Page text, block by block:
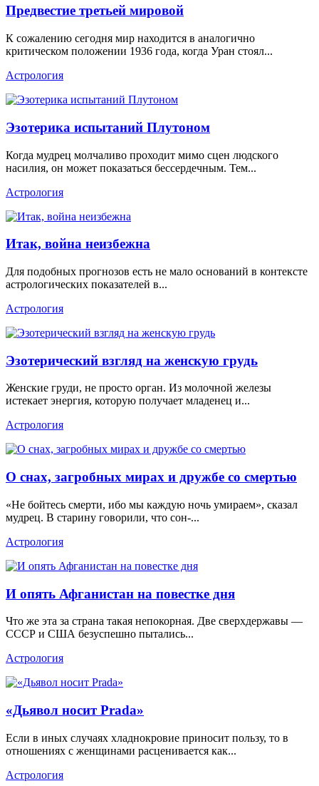
Предвестие третьей мировой
К сожалению сегодня мир находится в аналогично
критическом положении 1936 года, когда Уран стоял...
Астрология
Эзотерика испытаний Плутоном
Когда мудрец молчаливо проходит мимо сцен людского
насилия, он может показаться бессердечным. Тем...
Астрология
Итак, война неизбежна
Для подобных прогнозов есть не мало оснований в контексте
астрологических показателей в...
Астрология
Эзотерический взгляд на женскую грудь
Женские груди, не просто орган. Из молочной железы
истекает энергия, которую получает младенец и...
Астрология
О снах, загробных мирах и дружбе со смертью
«Не бойтесь смерти, ибо мы каждую ночь умираем», сказал
мудрец. В старину говорили, что сон-...
Астрология
И опять Афганистан на повестке дня
Что же эта за страна такая непокорная. Две сверхдержавы —
СССР и США безуспешно пытались...
Астрология
«Дьявол носит Prada»
Если в иных случаях хладнокровие приносит пользу, то в
отношениях с женщинами расценивается как...
Астрология